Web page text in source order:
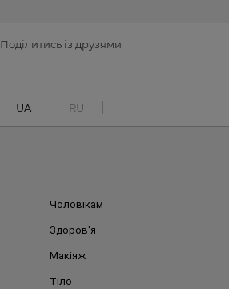
Поділитись із друзями
UA RU
Чоловікам
Здоров'я
Макіяж
Тіло